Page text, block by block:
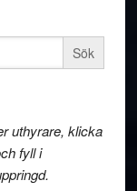
uthyrare, klicka
fyll i